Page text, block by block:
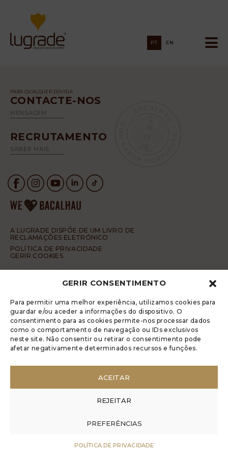
GERIR CONSENTIMENTO
Para permitir uma melhor experiência, utilizamos cookies para
guardar e/ou aceder a informações do dispositivo. O
consentimento para as cookies permite-nos processar dados
como o comportamento de navegação ou IDs exclusivos
neste site. Não consentir ou retirar o consentimento pode
afetar negativamente determinados recursos e funções.
ACEITAR
REJEITAR
PREFERÊNCIAS
POLÍTICA DE PRIVACIDADE
PT EN
PARA QUALQUER DÚVIDA
CONTACTE-NOS
MENSAGEM
RECRUTAMENTO
SABER MAIS
A LUGRADE DISPÕE DE UM LIVRO DE
RECLAMAÇÕES ELETRÓNICO
POLÍTICA DE PRIVACIDADE
GERIR COOKIES
CÓDIGO DE CONDUTA DA DENÚNCIA ANÓNIMA
© 2017 Rui Veríssimo Design